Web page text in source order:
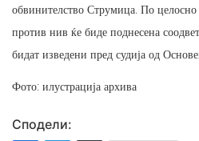
обвинителство Струмица. По целосно
против нив ќе биде поднесена
бидат изведени пред судија од
Фото: илустрација архива
Сподели: